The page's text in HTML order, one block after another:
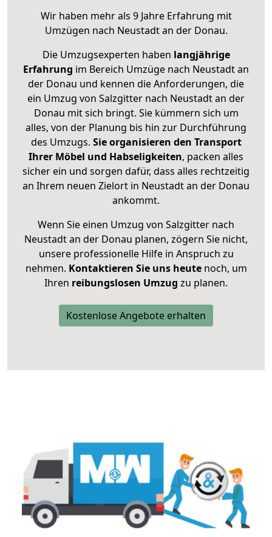
Wir haben mehr als 9 Jahre Erfahrung mit
Umzügen nach Neustadt an der Donau.
Die Umzugsexperten haben langjährige
Erfahrung im Bereich Umzüge nach Neustadt an
der Donau und kennen die Anforderungen, die
ein Umzug von Salzgitter nach Neustadt an der
Donau mit sich bringt. Sie kümmern sich um
alles, von der Planung bis hin zur Durchführung
des Umzugs. Sie organisieren den Transport
Ihrer Möbel und Habseligkeiten, packen alles
sicher ein und sorgen dafür, dass alles rechtzeitig
an Ihrem neuen Zielort in Neustadt an der Donau
ankommt.
Wenn Sie einen Umzug von Salzgitter nach
Neustadt an der Donau planen, zögern Sie nicht,
unsere professionelle Hilfe in Anspruch zu
nehmen. Kontaktieren Sie uns heutenoch, um
Ihren reibungslosen Umzug zu planen.
Kostenlose Angebote erhalten